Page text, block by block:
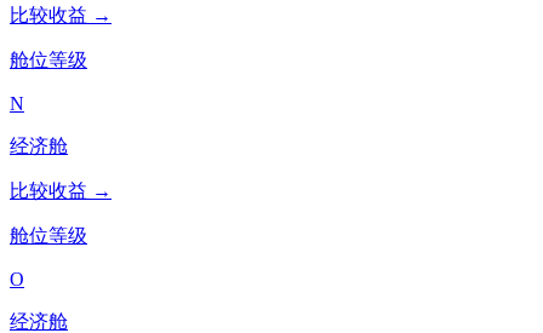
比较收益 →
舱位等级
N
经济舱
比较收益 →
舱位等级
O
经济舱